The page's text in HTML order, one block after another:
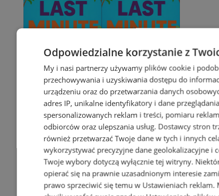
Odpowiedzialne korzystanie z
My i nasi partnerzy używamy plików cookie i
przechowywania i uzyskiwania dostępu do
urządzeniu oraz do przetwarzania danych
adres IP, unikalne identyfikatory i dane
spersonalizowanych reklam i treści, pomiaru
odbiorców oraz ulepszania usług. Dostawcy stron
również przetwarzać Twoje dane w tych i innych
wykorzystywać precyzyjne dane geolokalizacyjne i
Twoje wybory dotyczą wyłącznie tej witryny.
opierać się na prawnie uzasadnionym interesie
prawo sprzeciwić się temu w Ustawieniach reklam.